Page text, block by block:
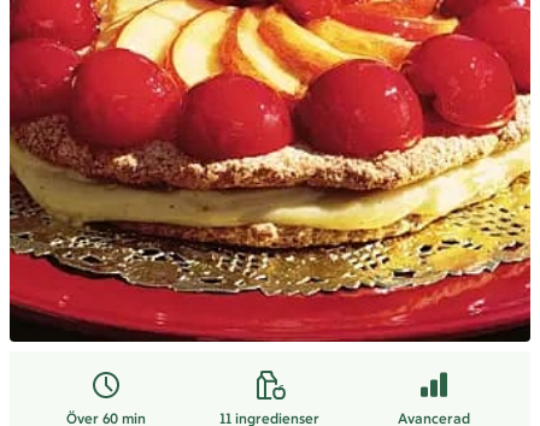
Över 60 min 11ingredienser Avancerad